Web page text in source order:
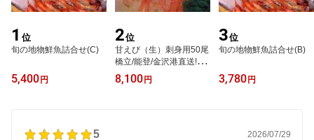
1 位
旬の地物鮮魚詰合せ(C)
5,400 円
2位
甘えび（生）刺身用50尾
橋立/能登/金沢港直送!
【楽ギフ_のし】
8,100 円
3位
旬の地物鮮魚詰合せ(B)
3,780 円
5 2026/07/29